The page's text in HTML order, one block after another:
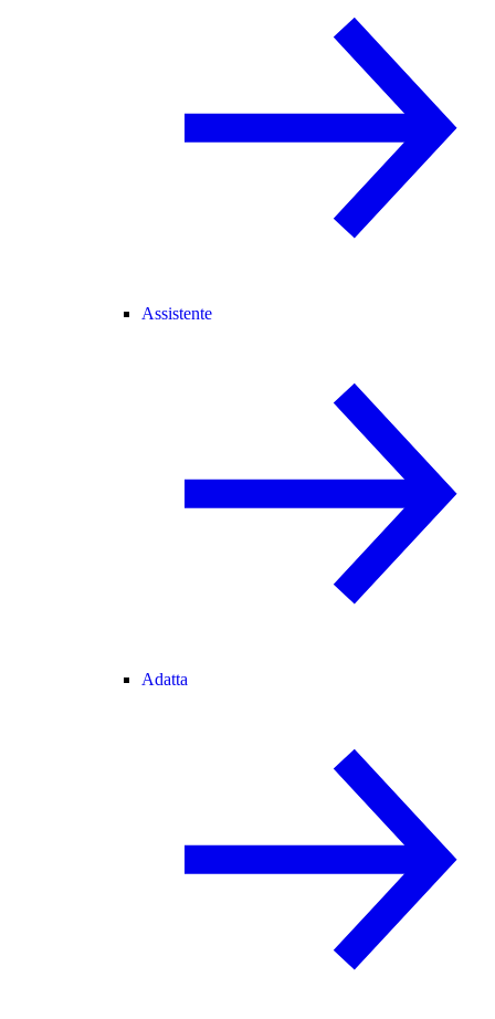
Assistente
Adatta